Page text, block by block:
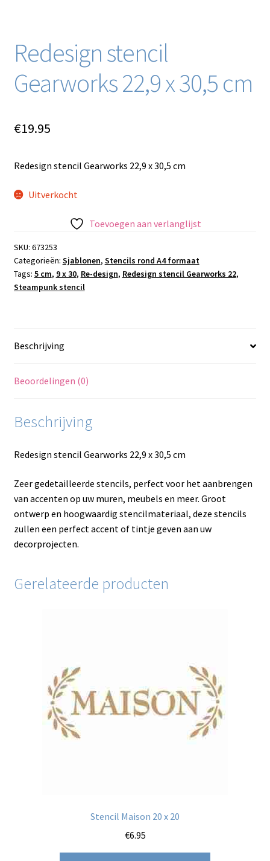
Redesign stencil
Gearworks 22,9 x 30,5 cm
€19.95
Redesign stencil Gearworks 22,9 x 30,5 cm
Uitverkocht
Toevoegen aan verlanglijst
SKU: 673253
Categorieën: Sjablonen, Stencils rond A4 formaat
Tags: 5 cm, 9 x 30, Re-design, Redesign stencil Gearworks 22,
Steampunk stencil
Beschrijving
Beoordelingen (0)
Beschrijving
Redesign stencil Gearworks 22,9 x 30,5 cm
Zeer gedetailleerde stencils, perfect voor het aanbrengen
van accenten op uw muren, meubels en meer. Groot
ontwerp en hoogwaardig stencilmateriaal, deze stencils
zullen een perfect accent of tintje geven aan uw
decorprojecten.
Gerelateerde producten
Stencil Maison 20 x 20
€6.95